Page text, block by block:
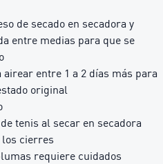
de secado en secadora y
entre medias para que se
airear entre 1 a 2 días más para
original
tenis al secar en secadora
cierres
requiere cuidados